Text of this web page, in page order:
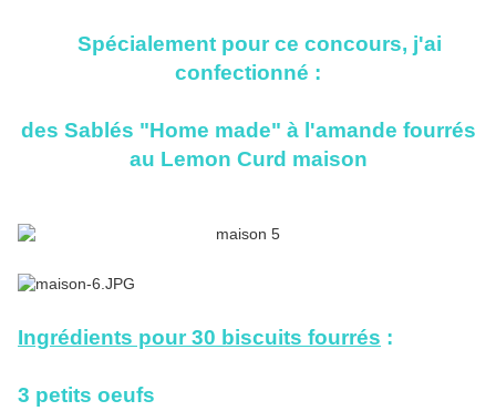
Spécialement pour ce concours, j'ai
confectionné :
des Sablés "Home made" à l'amande fourrés
au Lemon Curd maison
Ingrédients pour 30 biscuits fourrés :
3 petits oeufs